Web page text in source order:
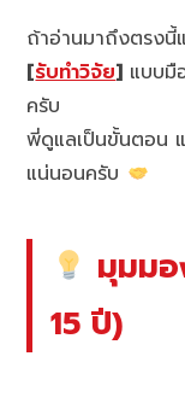
ถ้าอ่านมาถึงตรง
[รับทำวิจัย] แบบมื
ครับ
พี่ดูแลเป็นขั้นตอน
แน่นอนครับ
มุมม
15 ปี)